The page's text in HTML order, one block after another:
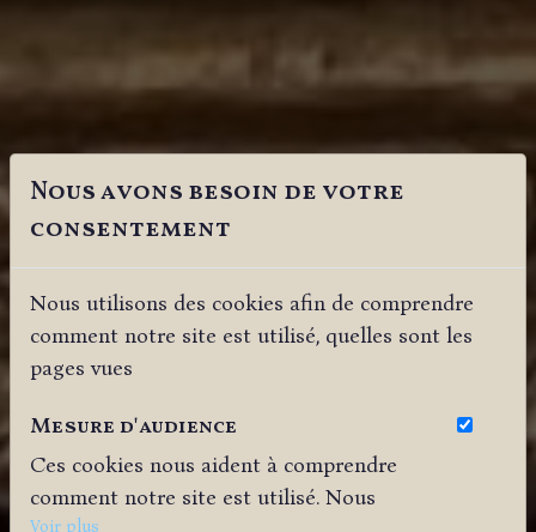
Nous avons besoin de votre
consentement
Nous utilisons des cookies afin de comprendre
comment notre site est utilisé, quelles sont les
pages vues
Mesure d'audience
Ces cookies nous aident à comprendre
comment notre site est utilisé. Nous
Voir plus